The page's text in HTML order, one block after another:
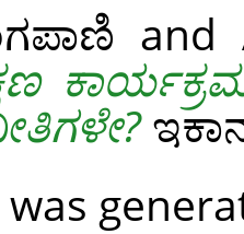
and
was